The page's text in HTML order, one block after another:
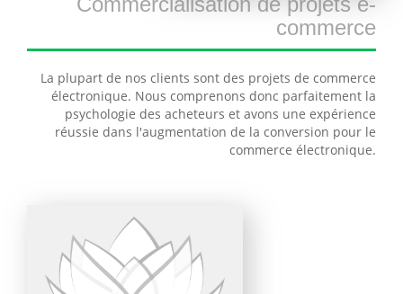
commerce
La plupart de nos clients sont des projets de commerce
électronique. Nous comprenons donc parfaitement la
psychologie des acheteurs et avons une expérience
réussie dans l'augmentation de la conversion pour le
commerce électronique.